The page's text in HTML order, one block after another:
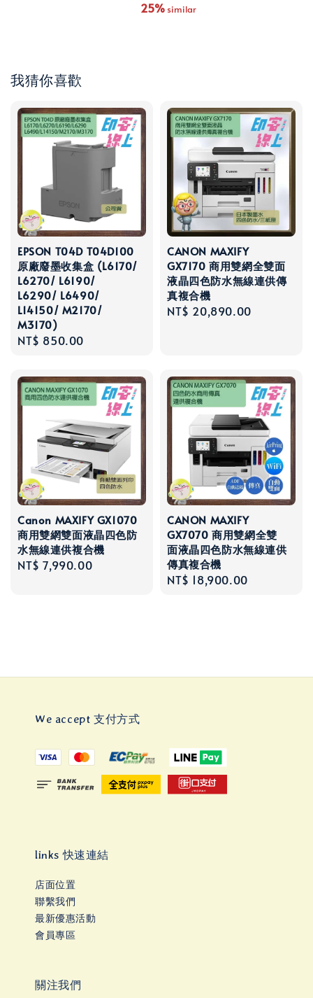
25% similar
我猜你喜歡
EPSON T04D T04D100
原廠廢墨收集盒 (L6170/
L6270/ L6190/
L6290/ L6490/
L14150/ M2170/
M3170)
Regular
NT$ 850.00
CANON MAXIFY
GX7170 商用雙網全雙面
液晶四色防水無線連供傳
真複合機
Regular
NT$ 20,890.00
Canon MAXIFY GX1070
商用雙網雙面液晶四色防
水無線連供複合機
Regular
NT$ 7,990.00
CANON MAXIFY
GX7070 商用雙網全雙
面液晶四色防水無線連供
傳真複合機
Regular
NT$ 18,900.00
We accept 支付方式
links 快速連結
店面位置
聯繫我們
最新優惠活動
會員專區
關注我們